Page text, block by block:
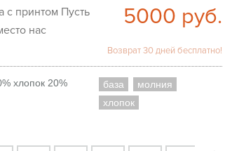
нас
5000 руб.
Возврат 30 дней бесплатно!
хлопок 20%
база
молния
хлопок